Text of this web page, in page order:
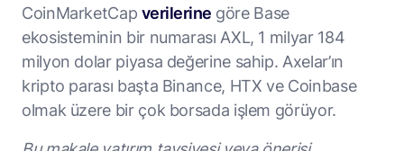
CoinMarketCapverilerine göre Base
ekosisteminin bir numarası AXL, 1 milyar 184
milyon dolar piyasa değerine sahip. Axelar’ın
kripto parası başta Binance, HTX ve Coinbase
olmak üzere bir çok borsada işlem görüyor.